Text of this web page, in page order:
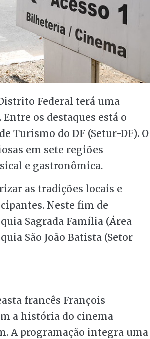
Federal terá uma
os destaques está o
Turismo do DF (Setur-DF). O
em sete regiões
e gastronômica.
as tradições locais e
Neste fim de
Sagrada Família (Área
São João Batista (Setor
francês François
a história do cinema
A programação integra uma